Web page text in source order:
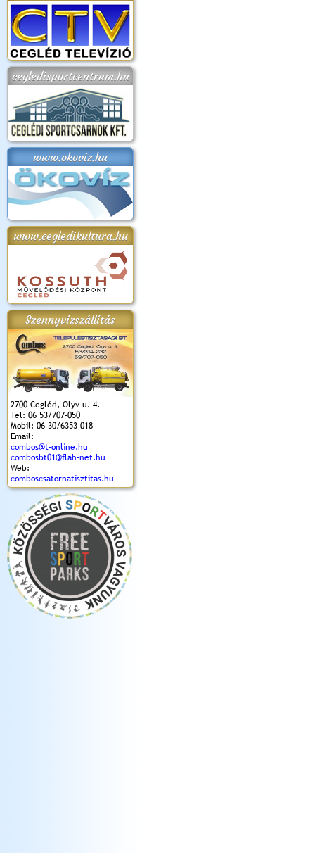
cegledisportcentrum.hu
www.okoviz.hu
www.cegledikultura.hu
Szennyvízszállítás
2700 Cegléd, Ölyv u. 4.
Tel: 06 53/707-050
Mobil: 06 30/6353-018
Email:
combos@t-online.hu
combosbt01@flah-net.hu
Web:
comboscsatornatisztitas.hu
2018.
Kossuth Toborzó
Ünnepély
Szent István Ünnepe
(2017. 08. 20.)